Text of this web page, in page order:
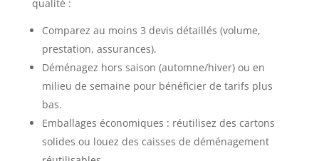
qualité :
Comparez au moins 3 devis détaillés (volume,
prestation, assurances).
Déménagez hors saison (automne/hiver) ou en
milieu de semaine pour bénéficier de tarifs plus
bas.
Emballages économiques : réutilisez des cartons
solides ou louez des caisses de déménagement